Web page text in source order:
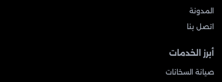
المدونة
اتصل بنا
أبرز الخدمات
صيانة السخانات